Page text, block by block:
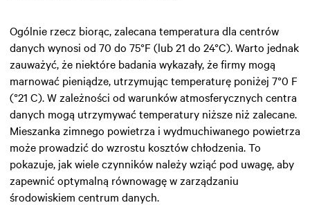
Ogólnie rzecz biorąc, zalecana temperatura dla centrów
danych wynosi od 70 do 75°F (lub 21 do 24°C). Warto jednak
zauważyć, że niektóre badania wykazały, że firmy mogą
marnować pieniądze, utrzymując temperaturę poniżej 7°0 F
(°21 C). W zależności od warunków atmosferycznych centra
danych mogą utrzymywać temperatury niższe niż zalecane.
Mieszanka zimnego powietrza i wydmuchiwanego powietrza
może prowadzić do wzrostu kosztów chłodzenia. To
pokazuje, jak wiele czynników należy wziąć pod uwagę, aby
zapewnić optymalną równowagę w zarządzaniu
środowiskiem centrum danych.